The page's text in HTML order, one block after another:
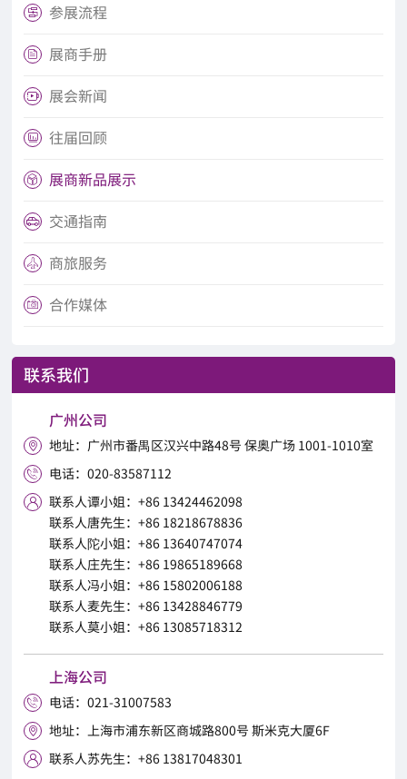
 参展流程
 展商手册
 展会新闻
 往届回顾
 展商新品展示
 交通指南
 商旅服务
 合作媒体
联系我们
广州公司
 地址：广州市番禺区汉兴中路48号 保奥广场 1001-1010室
 电话：020-83587112

联系人谭小姐：+86 13424462098
联系人唐先生：+86 18218678836
联系人陀小姐：+86 13640747074
联系人庄先生：+86 19865189668
联系人冯小姐：+86 15802006188
联系人麦先生：+86 13428846779
联系人莫小姐：+86 13085718312
上海公司
 电话：021-31007583
 地址：上海市浦东新区商城路800号 斯米克大厦6F
 联系人苏先生：+86 13817048301